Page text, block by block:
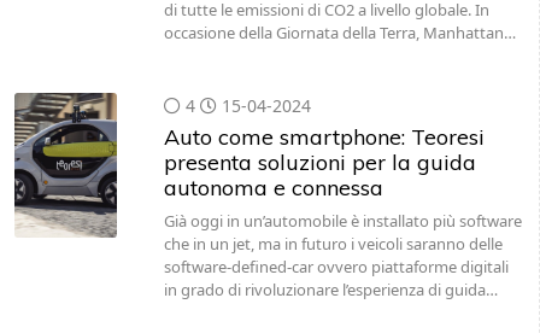
di tutte le emissioni di CO2 a livello globale. In
occasione della Giornata della Terra, Manhattan…
4 15-04-2024
Auto come smartphone: Teoresi
presenta soluzioni per la guida
autonoma e connessa
Già oggi in un’automobile è installato più software
che in un jet, ma in futuro i veicoli saranno delle
software-defined-car ovvero piattaforme digitali
in grado di rivoluzionare l’esperienza di guida…